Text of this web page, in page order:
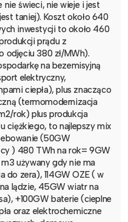
świeci, nie wieje i jest
taniej). Koszt około 640
inwestycji to około 460
prądu z
odjęciu 380 zł/MWh).
na bezemisyjną
elektryczny,
ciepła), plus znacząco
(termomodernizacja
rok) plus produkcja
ciężkiego, to najlepszy mix
(50GW
) 480 TWh na rok= 9GW
używany gdy nie ma
do zera), 114GW OZE ( w
lądzie, 45GW wiatr na
+100GW baterie (cieplne
oraz elektrochemiczne